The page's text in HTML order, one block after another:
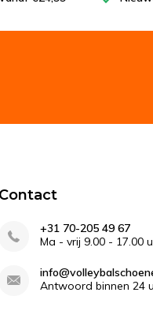
Contact
+31 70-205 49 67
Ma - vrij 9.00 - 17.00
Antwoord binnen 24